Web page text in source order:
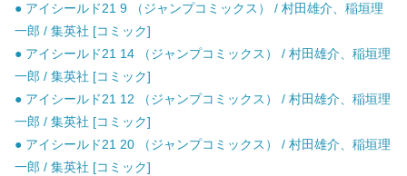
● アイシールド21 9 （ジャンプコミックス） / 村田雄介、稲垣理
一郎 / 集英社 [コミック]
● アイシールド21 14 （ジャンプコミックス） / 村田雄介、稲垣理
一郎 / 集英社 [コミック]
● アイシールド21 12 （ジャンプコミックス） / 村田雄介、稲垣理
一郎 / 集英社 [コミック]
● アイシールド21 20 （ジャンプコミックス） / 村田雄介、稲垣理
一郎 / 集英社 [コミック]